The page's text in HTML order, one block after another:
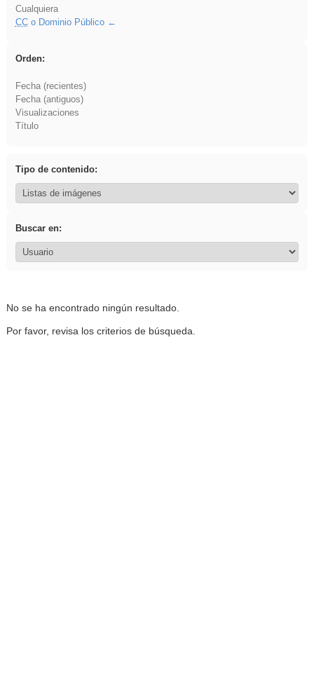
Cualquiera
CCo Dominio Público
Orden:
Fecha (recientes)
Fecha (antiguos)
Visualizaciones
Título
Tipo de contenido:
Buscar en:
No se ha encontrado ningún resultado.
Por favor, revisa los criterios de búsqueda.